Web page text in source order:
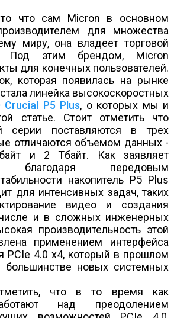
что сам Micron в основном
для множества
миру, она владеет торговой
Под этим брендом, Micron
для конечных пользователей.
которая появилась на рынке
линейка высокоскоростных
Crucial P5 Plus, о которых мы и
статье. Стоит отметить что
серии поставляются в трех
отличаются объемом данных -
и 2 Тбайт. Как заявляет
благодаря передовым
накопитель P5 Plus
для интенсивных задач, таких
видео и создания
и в сложных инженерных
производительность этой
применением интерфейса
PCIe 4.0 x4, который в прошлом
большинстве новых системных
что в то время как
над преодолением